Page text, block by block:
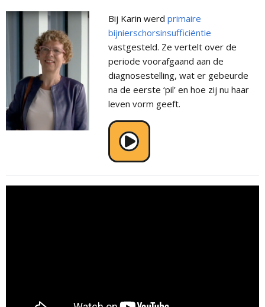
Bij Karin werd primaire
bijnierschorsinsufficiëntie
vastgesteld. Ze vertelt over de
periode voorafgaand aan de
diagnosestelling, wat er gebeurde
na de eerste ‘pil’ en hoe zij nu haar
leven vorm geeft.